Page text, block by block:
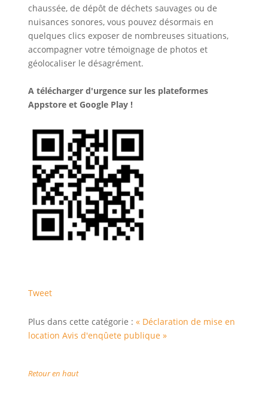
chaussée, de dépôt de déchets sauvages ou de
nuisances sonores, vous pouvez désormais en
quelques clics exposer de nombreuses situations,
accompagner votre témoignage de photos et
géolocaliser le désagrément.
A télécharger d'urgence sur les plateformes
Appstore et Google Play !
Tweet
Plus dans cette catégorie : « Déclaration de mise en
location Avis d'enqûete publique »
Retour en haut